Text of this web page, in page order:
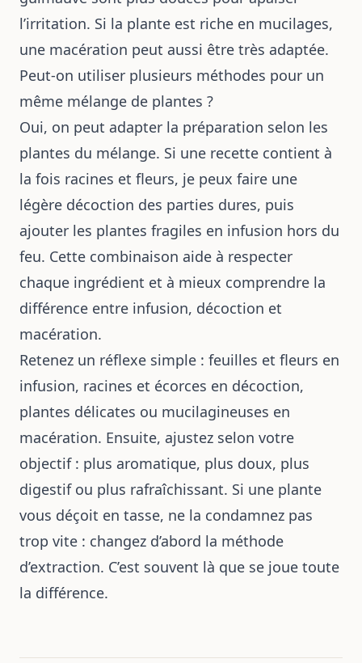
l’irritation. Si la plante est riche en mucilages,
une macération peut aussi être très adaptée.
Peut-on utiliser plusieurs méthodes pour un
même mélange de plantes ?
Oui, on peut adapter la préparation selon les
plantes du mélange. Si une recette contient à
la fois racines et fleurs, je peux faire une
légère décoction des parties dures, puis
ajouter les plantes fragiles en infusion hors du
feu. Cette combinaison aide à respecter
chaque ingrédient et à mieux comprendre la
différence entre infusion, décoction et
macération.
Retenez un réflexe simple : feuilles et fleurs en
infusion, racines et écorces en décoction,
plantes délicates ou mucilagineuses en
macération. Ensuite, ajustez selon votre
objectif : plus aromatique, plus doux, plus
digestif ou plus rafraîchissant. Si une plante
vous déçoit en tasse, ne la condamnez pas
trop vite : changez d’abord la méthode
d’extraction. C’est souvent là que se joue toute
la différence.